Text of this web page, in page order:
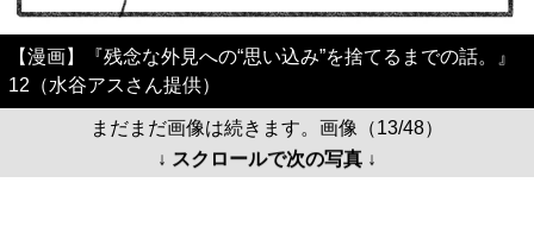
【漫画】『残念な外見への“思い込み”を捨てるまでの話。』
12（水谷アスさん提供）
まだまだ画像は続きます。画像（13/48）
↓ スクロールで次の写真 ↓